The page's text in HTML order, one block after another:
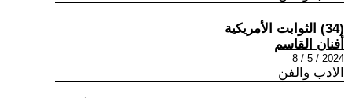
(34) الثوابت الأمريكية
أفنان القاسم
2024 / 5 / 8
الادب والفن